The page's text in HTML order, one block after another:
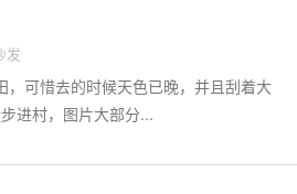
发
可惜去的时候天色已晚，并且刮着大
进村，图片大部分...